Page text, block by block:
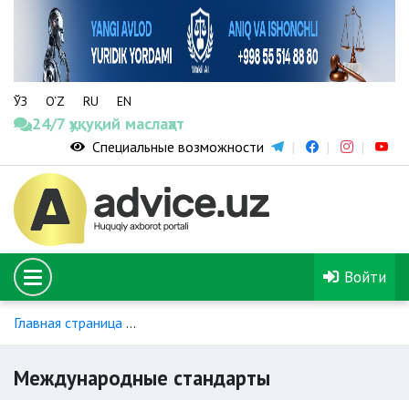
ЎЗ O‘Z RU EN
24/7 ҳуқуқий маслаҳат
Специальные возможности
Войти
Главная страница
Международные стандарты